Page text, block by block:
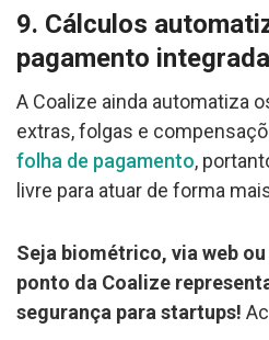
9. Cálculos
pagamento integrada
A Coalize ainda automatiza
extras, folgas e
folha de pagamento,
livre para atuar de forma
Seja biométrico, via web
ponto da Coalize
segurança para startups!